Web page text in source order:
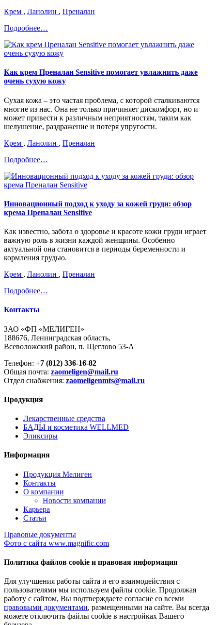
Крем , Ланолин , Преналан
Подробнее…
Как крем Преналан Sensitive помогает увлажнить даже
очень сухую кожу
Сухая кожа – это частая проблема, с которой сталкиваются
многие из нас. Она не только причиняет дискомфорт, но и
может привести к различным неприятностям, таким как
шелушение, раздражение и потеря упругости.
Крем , Ланолин , Преналан
Подробнее…
Инновационный подход к уходу за кожей груди: обзор
крема Преналан Sensitive
Как известно, забота о здоровье и красоте кожи груди играет
важную роль в жизни каждой женщины. Особенно
актуальной она становится в периоды беременности и
кормления грудью.
Крем , Ланолин , Преналан
Подробнее…
Контакты
ЗАО «ФП «МЕЛИГЕН»
188676, Ленинградская область,
Всеволожский район, п. Щеглово 53-А
Телефон: +7 (812) 336-16-82
Общая почта: zaomeligen@mail.ru
Отдел снабжения: zaomeligenmts@mail.ru
Продукция
Лекарственные средства
БАДЫ и косметика WELLMED
Эликсиры
Информация
Продукция Мелиген
Контакты
О компании
Новости компании
Карьера
Статьи
Правовые документы
Фото с сайта www.magnific.com
Политика файлов cookie и правовая информация
Для улучшения работы сайта и его взаимодействия с
пользователями мы используем файлы cookie. Продолжая
работу с сайтом, Вы подтверждаете согласие со всеми
правовыми документами, размещенными на сайте. Вы всегда
можете отключить файлы cookie в настройках Вашего